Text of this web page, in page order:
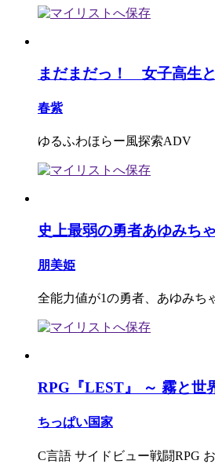
まだまだっ！ 女子高生
春紫
ゆるふわほらー風探索ADV
史上最弱の勇者あゆみち
朋美姫
全能力値が1の勇者、あゆみち
RPG『LEST』 ～ 霧と世
ちっぱい国家
C言語 サイドビュー戦闘RPG